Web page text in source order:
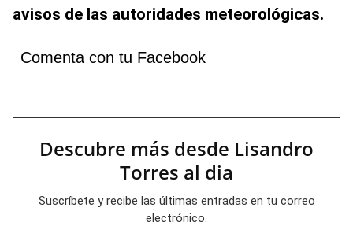
avisos de las autoridades meteorológicas.
Comenta con tu Facebook
Descubre más desde Lisandro
Torres al dia
Suscríbete y recibe las últimas entradas en tu correo
electrónico.